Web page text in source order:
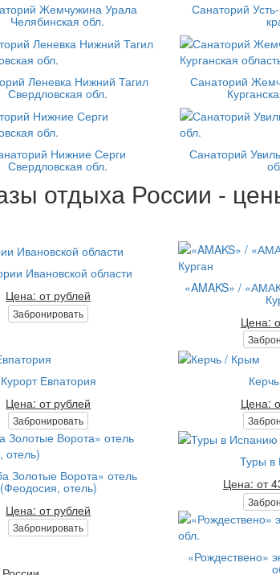
Жемчужина Урала
Челябинская обл.
Санаторий
Леневка Нижний Тагил
Свердловская обл.
Санаторий
Нижние Серги
Свердловская обл.
Санаторий
отдыха России -
Ивановской области
Цена: от рублей
Забронировать
«AMAKS» /
Цена:
Курорт Евпатория
Цена: от рублей
Забронировать
Цена:
Золотые Ворота» отель
(Феодосия, отель)
Цена: от рублей
Забронировать
Туры в
Цена: от
«Рождествено»